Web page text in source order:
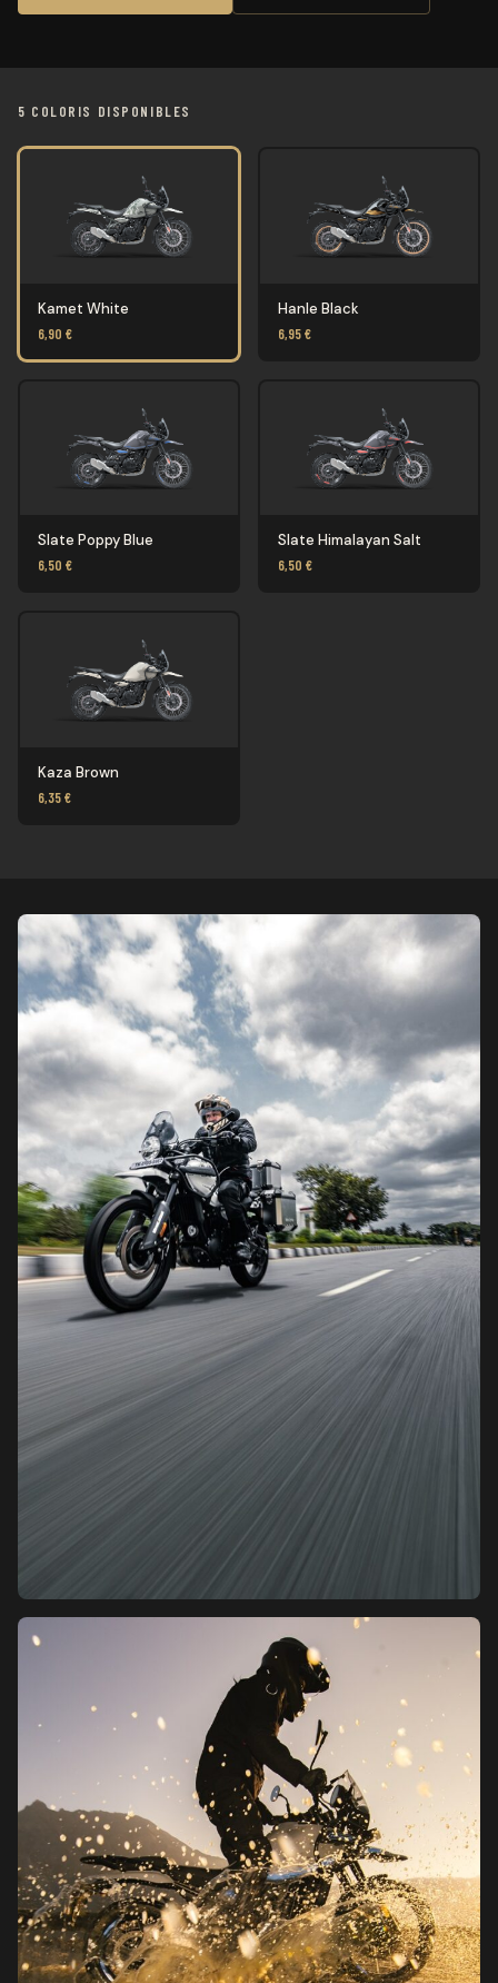
5 COLORIS DISPONIBLES
Kamet White
6,90 €
Hanle Black
6,95 €
Slate Poppy Blue
6,50 €
Slate Himalayan Salt
6,50 €
Kaza Brown
6,35 €